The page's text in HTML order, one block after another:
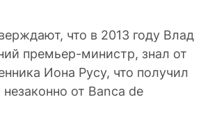
что в 2013 году Влад
премьер-министр, знал от
Иона Русу, что получил
от Banca de